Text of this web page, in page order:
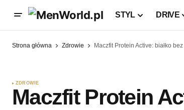
STYL DRIVE
Strona główna Zdrowie Maczfit Protein Active: białko
ZDROWIE
Maczfit Protein